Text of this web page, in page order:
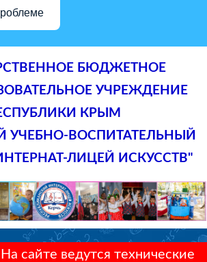
БЮДЖЕТНОЕ
УЧРЕЖДЕНИЕ
КРЫМ
УЧЕБНО-ВОСПИТАТЕЛЬНЫЙ
ЛИЦЕЙ ИСКУССТВ"
сайте ведутся технические